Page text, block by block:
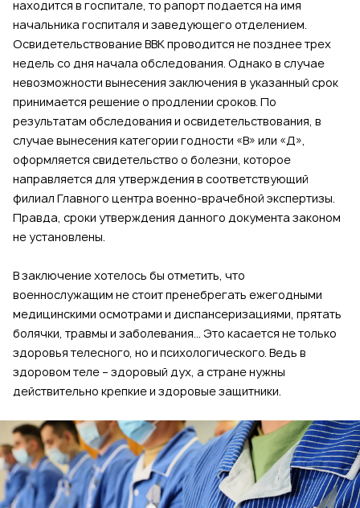
находится в госпитале, то рапорт подается на имя
начальника госпиталя и заведующего отделением.
Освидетельствование ВВК проводится не позднее трех
недель со дня начала обследования. Однако в случае
невозможности вынесения заключения в указанный срок
принимается решение о продлении сроков. По
результатам обследования и освидетельствования, в
случае вынесения категории годности «В» или «Д»,
оформляется свидетельство о болезни, которое
направляется для утверждения в соответствующий
филиал Главного центра военно-врачебной экспертизы.
Правда, сроки утверждения данного документа законом
не установлены.
В заключение хотелось бы отметить, что
военнослужащим не стоит пренебрегать ежегодными
медицинскими осмотрами и диспансеризациями, прятать
болячки, травмы и заболевания… Это касается не только
здоровья телесного, но и психологического. Ведь в
здоровом теле – здоровый дух, а стране нужны
действительно крепкие и здоровые защитники.